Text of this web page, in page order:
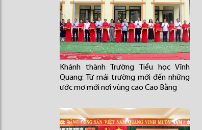
Khánh thành Trường Tiểu học Vĩnh
Quang: Từ mái trường mới đến những
ước mơ mới nơi vùng cao Cao Bằng